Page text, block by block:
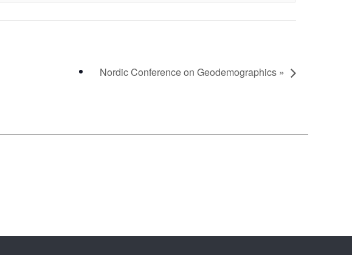
Nordic Conference on Geodemographics »